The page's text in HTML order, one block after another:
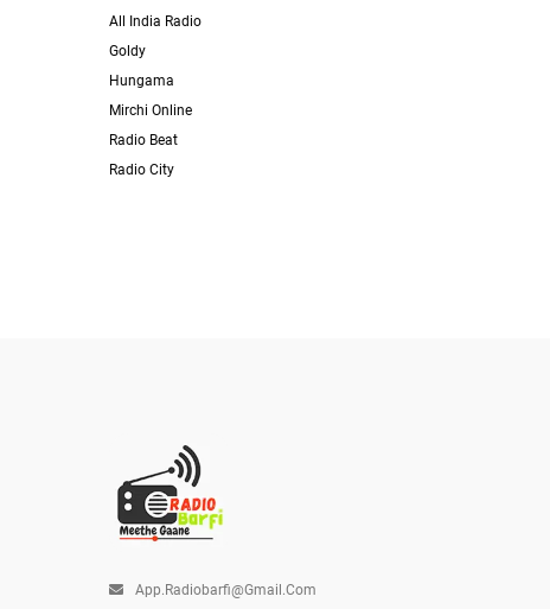
All India Radio
Goldy
Hungama
Mirchi Online
Radio Beat
Radio City
App.radiobarfi@gmail.com